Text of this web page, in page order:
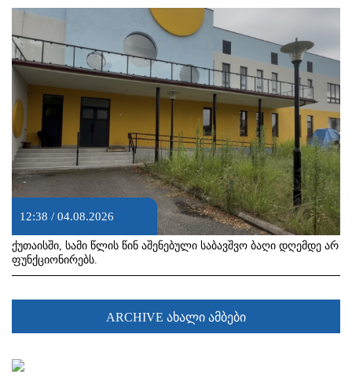
12:38 / 04.08.2026
ქუთაისში, სამი წლის წინ აშენებული საბავშვო ბაღი დღემდე არ
ფუნქციონირებს.
ARCHIVE ახალი ამბები